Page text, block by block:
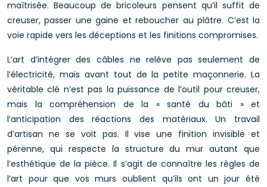
maîtrisée. Beaucoup de bricoleurs pensent qu’il suffit de
creuser, passer une gaine et reboucher au plâtre. C’est la
voie rapide vers les déceptions et les finitions compromises.
L’art d’intégrer des câbles ne relève pas seulement de
l’électricité, mais avant tout de la petite maçonnerie. La
véritable clé n’est pas la puissance de l’outil pour creuser,
mais la compréhension de la « santé du bâti » et
l’anticipation des réactions des matériaux. Un travail
d’artisan ne se voit pas. Il vise une finition invisible et
pérenne, qui respecte la structure du mur autant que
l’esthétique de la pièce. Il s’agit de connaître les règles de
l’art pour que vos murs oublient qu’ils ont un jour été